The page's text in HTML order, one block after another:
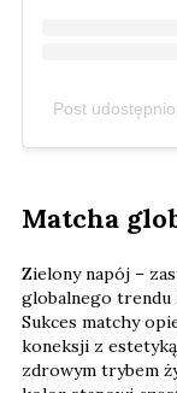
Post
Matcha
Zielony napój –
globalnego trendu
Sukces matchy
koneksji z estetyką
zdrowym trybem